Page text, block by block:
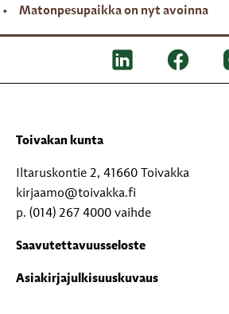
Matonpesupaikka on nyt avoinna
Toivakan kunta
Iltaruskontie 2, 41660 Toivakka
kirjaamo@toivakka.fi
p. (014) 267 4000 vaihde
Saavutettavuusseloste
Asiakirjajulkisuuskuvaus